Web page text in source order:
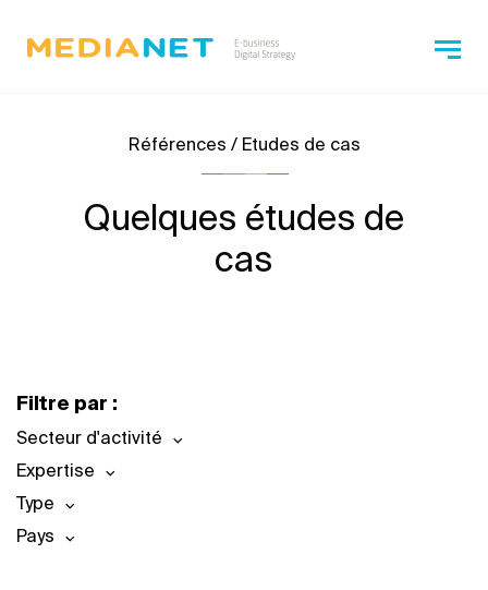
Références / Etudes de cas
Quelques études de
cas
Filtre par :
Secteur d'activité
Expertise
Type
Pays